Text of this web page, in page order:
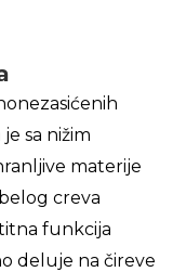
sa nižim
materije
creva
funkcija
deluje na čireve